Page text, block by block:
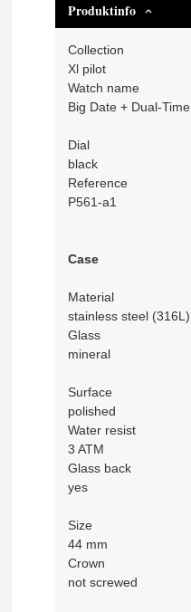
Produktinfo
Collection
Xl pilot
Watch name
Big Date + Dual-Time
Dial
black
Reference
P561-a1
Case
Material
stainless steel (316L)
Glass
mineral
Surface
polished
Water resist
3 ATM
Glass back
yes
Size
44 mm
Crown
not screwed